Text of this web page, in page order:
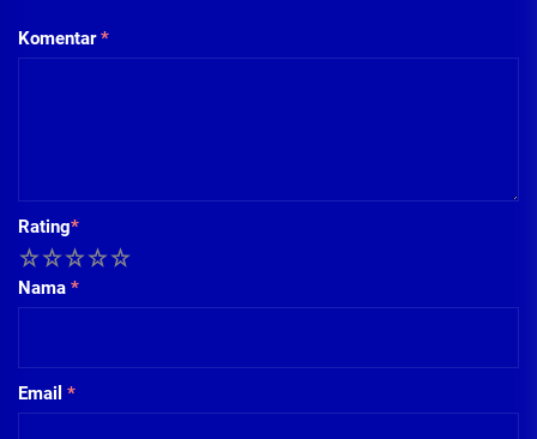
Komentar*
Rating*
5
4
3
2
Nama *
Email *